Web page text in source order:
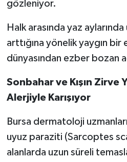
gözleniyor.
Halk arasında yaz aylarında
arttığına yönelik yaygın bir
dünyasından ezber bozan
Sonbahar ve Kışın Zirve
Alerjiyle Karışıyor
Bursa dermatoloji
uyuz paraziti (Sarcoptes
alanlarda uzun süreli